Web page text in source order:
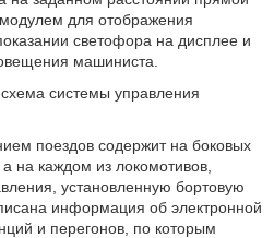
для отображения
светофора на дисплее и
машиниста.
системы управления
поездов содержит на боковых
на каждом из локомотивов,
установленную бортовую
информация об электронной
и перегонов, по которым